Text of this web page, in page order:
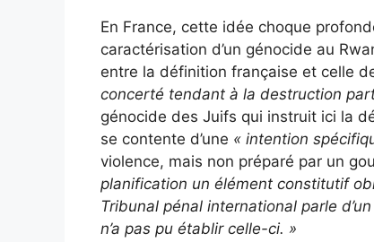
En France, cette idée choque
caractérisation d’un génocide au
entre la définition française et celle
concerté tendant à la destruction
génocide des Juifs qui instruit ici la
se contente d’une « intention
violence, mais non préparé par un
planification un élément constitutif
Tribunal pénal international parle
n’a pas pu établir celle-ci. »